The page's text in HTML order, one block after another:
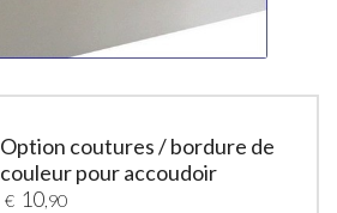
Option coutures / bordure de
couleur pour accoudoir
€ 10 ,90